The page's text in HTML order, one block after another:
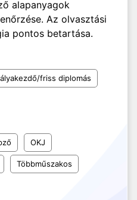
alapanyagok
Az olvasztási
pontos betartása.
friss diplomás
OKJ
Többműszakos